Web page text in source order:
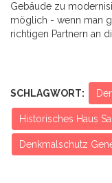
Gebäude zu
möglich - wenn man
richtigen Partnern an
SCHLAGWORT:
Historisches Haus
Denkmalschutz